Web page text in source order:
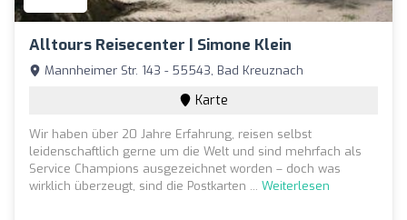
Alltours Reisecenter | Simone Klein
Mannheimer Str. 143 - 55543, Bad Kreuznach
Karte
Wir haben über 20 Jahre Erfahrung, reisen selbst
leidenschaftlich gerne um die Welt und sind mehrfach als
Service Champions ausgezeichnet worden – doch was
wirklich überzeugt, sind die Postkarten ... Weiterlesen